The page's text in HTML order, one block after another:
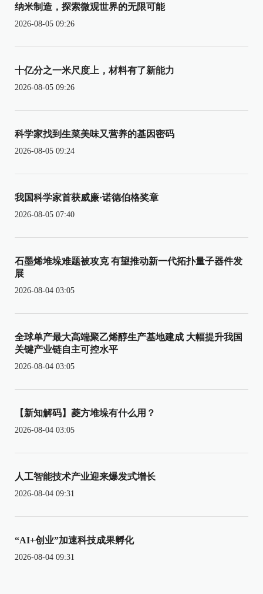
纳米制造，探索微观世界的无限可能
2026-08-05 09:26
十亿分之一米尺度上，材料有了新能力
2026-08-05 09:26
科学家找到生菜美味又营养的基因密码
2026-08-05 09:24
我国科学家首获威廉·诺德伯格奖章
2026-08-05 07:40
石墨烯堆垛难题被攻克 有望推动新一代拓扑量子器件发
展
2026-08-04 03:05
全球单产最大高端聚乙烯醇生产基地建成 大幅提升我国
关键产业链自主可控水平
2026-08-04 03:05
【新知解码】菱方堆垛有什么用？
2026-08-04 03:05
人工智能技术产业迎来爆发式增长
2026-08-04 09:31
“AI+创业”加速科技成果孵化
2026-08-04 09:31